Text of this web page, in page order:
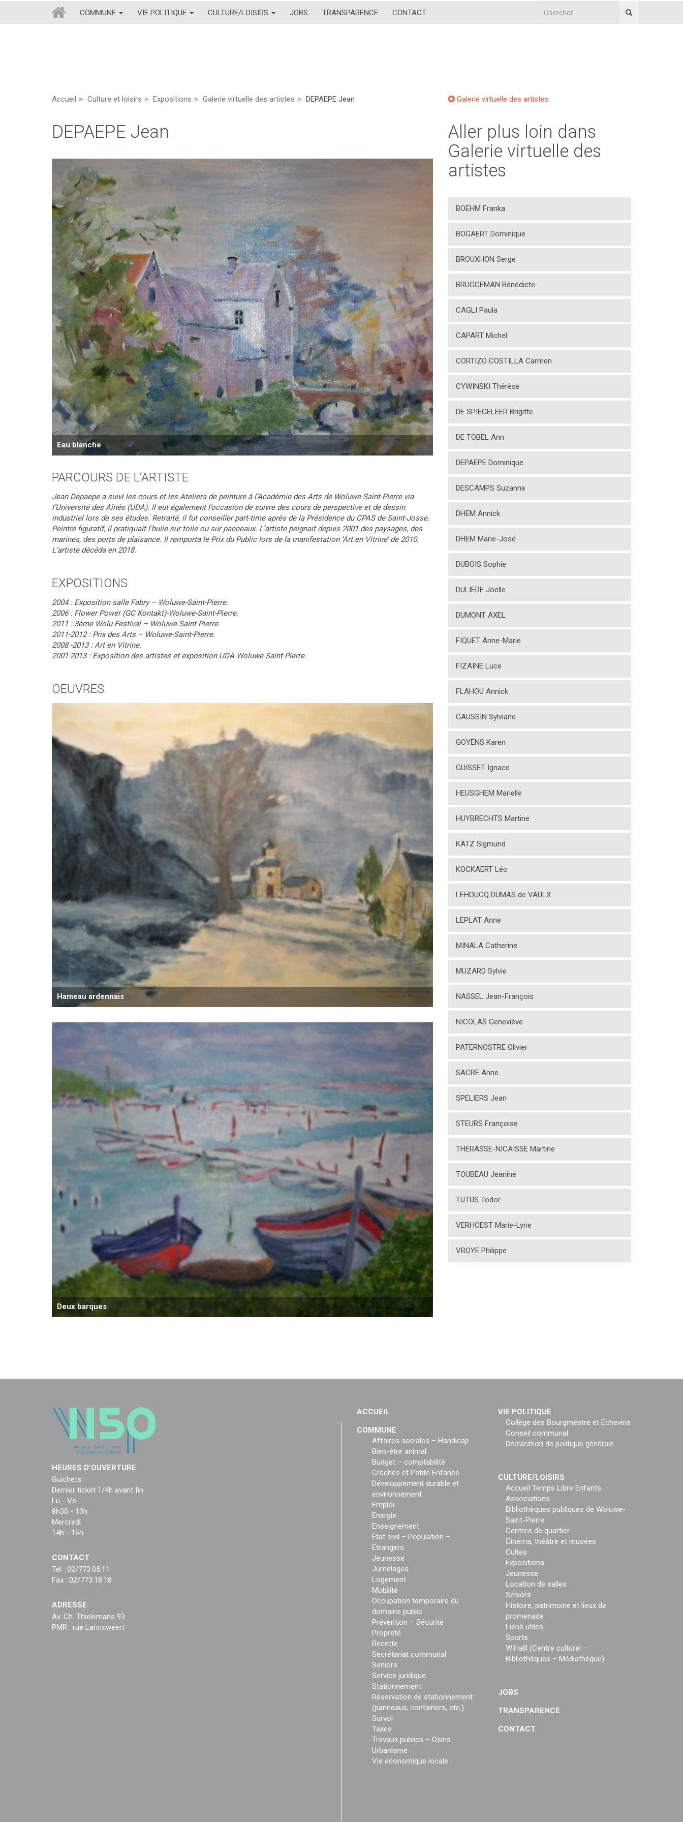
COMMUNE VIE POLITIQUE CULTURE/LOISIRS JOBS TRANSPARENCE CONTACT
Accueil Culture et loisirs Expositions Galerie virtuelle des artistes DEPAEPE Jean Galerie virtuelle des artistes
DEPAEPE Jean
Eau blanche
PARCOURS DE L’ARTISTE
Jean Depaepe a suivi les cours et les Ateliers de peinture à l’Académie des Arts de Woluwe-Saint-Pierre via
l’Université des Aînés (UDA). Il eut également l’occasion de suivre des cours de perspective et de dessin
industriel lors de ses études. Retraité, il fut conseiller part-time après de la Présidence du CPAS de Saint-Josse.
Peintre figuratif, il pratiquait l’huile sur toile ou sur panneaux. L’artiste peignait depuis 2001 des paysages, des
marines, des ports de plaisance. Il remporta le Prix du Public lors de la manifestation ‘Art en Vitrine’ de 2010.
L’artiste décéda en 2018.
EXPOSITIONS
2004 : Exposition salle Fabry – Woluwe-Saint-Pierre.
2006 : Flower Power (GC Kontakt)-Woluwe-Saint-Pierre.
2011 : 3ème Wolu Festival – Woluwe-Saint-Pierre.
2011-2012 : Prix des Arts – Woluwe-Saint-Pierre.
2008 -2013 : Art en Vitrine.
2001-2013 : Exposition des artistes et exposition UDA-Woluwe-Saint-Pierre.
OEUVRES
Hameau ardennais
Deux barques
Aller plus loin dans
Galerie virtuelle des
artistes
BOEHM Franka
BOGAERT Dominique
BROUXHON Serge
BRUGGEMAN Bénédicte
CAGLI Paula
CAPART Michel
CORTIZO COSTILLA Carmen
CYWINSKI Thérèse
DE SPIEGELEER Brigitte
DE TOBEL Ann
DEPAEPE Dominique
DESCAMPS Suzanne
DHEM Annick
DHEM Marie-José
DUBOIS Sophie
DULIERE Joëlle
DUMONT AXEL
FIQUET Anne-Marie
FIZAINE Luce
FLAHOU Annick
GAUSSIN Sylviane
GOYENS Karen
GUISSET Ignace
HEUSGHEM Marielle
HUYBRECHTS Martine
KATZ Sigmund
KOCKAERT Léo
LEHOUCQ DUMAS de VAULX
LEPLAT Anne
MINALA Catherine
MUZARD Sylvie
NASSEL Jean-François
NICOLAS Geneviève
PATERNOSTRE Olivier
SACRE Anne
SPELIERS Jean
STEURS Françoise
THERASSE-NICAISSE Martine
TOUBEAU Jeanine
TUTUS Todor
VERHOEST Marie-Lyne
VROYE Philippe
HEURES D’OUVERTURE
Guichets :
Dernier ticket 1/4h avant fin
Lu - Ve
8h30 - 13h
Mercredi
14h - 16h
CONTACT
Tél : 02/773.05.11
Fax : 02/773.18.18
ADRESSE
Av. Ch. Thielemans 93
PMR : rue Lancsweert
ACCUEIL
COMMUNE
Affaires sociales – Handicap
Bien-être animal
Budget – comptabilité
Crèches et Petite Enfance
Développement durable et
environnement
Emploi
Energie
Enseignement
État civil – Population –
Etrangers
Jeunesse
Jumelages
Logement
Mobilité
Occupation temporaire du
domaine public
Prévention – Sécurité
Propreté
Recette
Secrétariat communal
Seniors
Service juridique
Stationnement
Réservation de stationnement
(panneaux, containers, etc.)
Survol
Taxes
Travaux publics – Osiris
Urbanisme
Vie économique locale
VIE POLITIQUE
Collège des Bourgmestre et Echevins
Conseil communal
Déclaration de politique générale
CULTURE/LOISIRS
Accueil Temps Libre Enfants
Associations
Bibliothèques publiques de Woluwe-
Saint-Pierre
Centres de quartier
Cinéma, théâtre et musées
Cultes
Expositions
Jeunesse
Location de salles
Seniors
Histoire, patrimoine et lieux de
promenade
Liens utiles
Sports
W:Halll (Centre culturel –
Bibliothèques – Médiathèque)
JOBS
TRANSPARENCE
CONTACT